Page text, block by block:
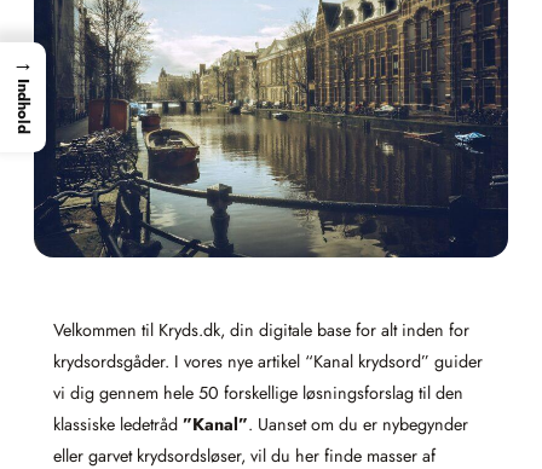
Velkommen til Kryds.dk, din digitale base for alt inden for
krydsordsgåder. I vores nye artikel “Kanal krydsord” guider
vi dig gennem hele 50 forskellige løsningsforslag til den
klassiske ledetråd ”Kanal”. Uanset om du er nybegynder
eller garvet krydsordsløser, vil du her finde masser af
→
Indhold